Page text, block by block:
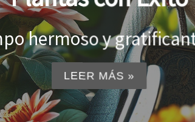
es importante
...
LEER MÁS »